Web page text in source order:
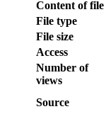
Content of file
File type
File size
Access
Number of
views
Source